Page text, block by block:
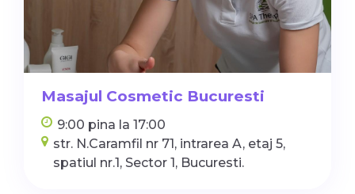
Masajul Cosmetic Bucuresti
9:00 pina la 17:00
str. N.Caramfil nr 71, intrarea A, etaj 5,
spatiul nr.1, Sector 1, Bucuresti.